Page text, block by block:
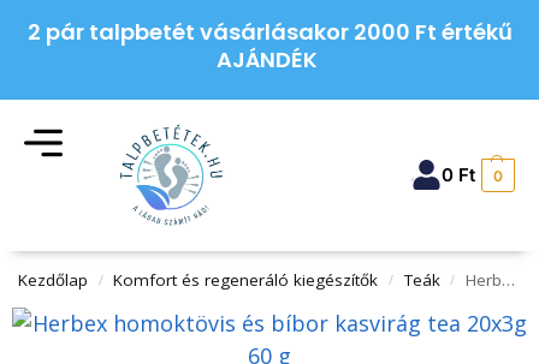
2 pár talpbetét vásárlásakor 2000 Ft értékű
AJÁNDÉK
0 Ft 0
Kezdőlap / Komfort és regeneráló kiegészítők / Teák / Herbex homoktövis és bíbor kasvirág tea 20x3g 60 g